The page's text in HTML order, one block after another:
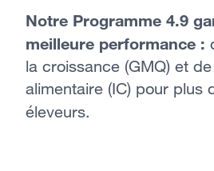
Notre Programme 4.9
meilleure performance :
la croissance (GMQ) et
alimentaire (IC) pour plus
éleveurs.